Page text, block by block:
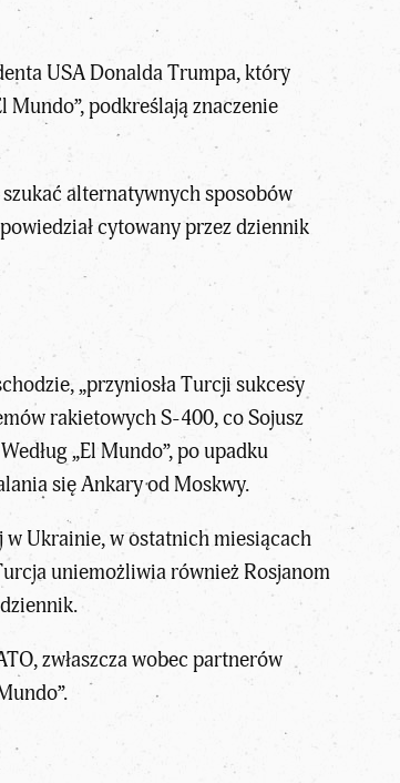
USA Donalda Trumpa, który
Mundo”, podkreślają znaczenie
alternatywnych sposobów
cytowany przez dziennik
„przyniosła Turcji sukcesy
rakietowych S-400, co Sojusz
„El Mundo”, po upadku
się Ankary od Moskwy.
w Ukrainie, w ostatnich miesiącach
uniemożliwia również Rosjanom
zwłaszcza wobec partnerów